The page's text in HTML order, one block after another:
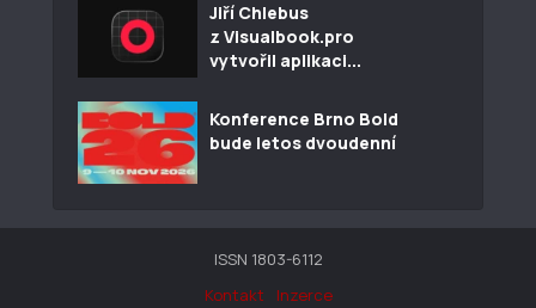
Jiří Chlebus
z Visualbook.pro
vytvořil aplikaci...
Konference Brno Bold
bude letos dvoudenní
ISSN 1803-6112
Kontakt
Inzerce